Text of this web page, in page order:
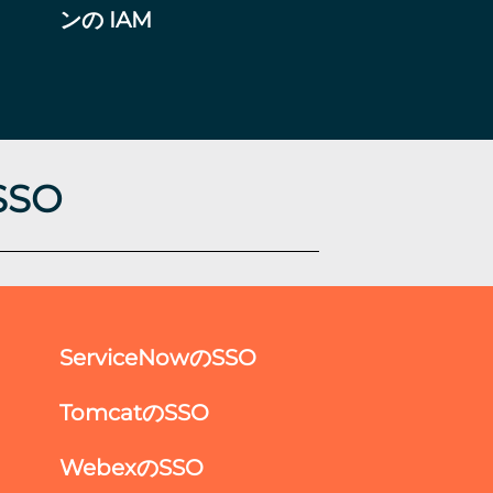
ンの IAM
ServiceNowのSSO
TomcatのSSO
WebexのSSO